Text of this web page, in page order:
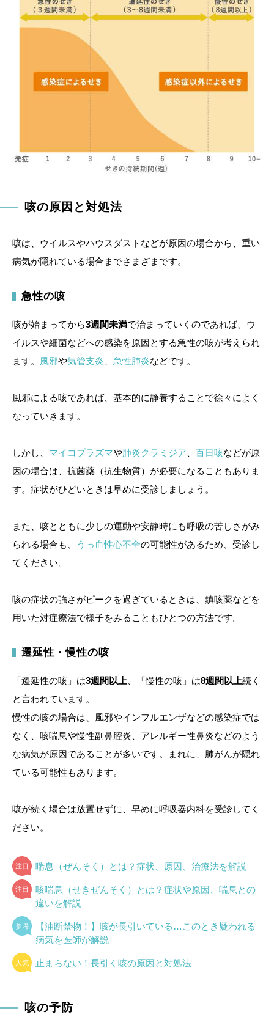
咳の原因と対処法
咳は、ウイルスやハウスダストなどが原因の場合から、重い
病気が隠れている場合までさまざまです。
急性の咳
咳が始まってから3週間未満で治まっていくのであれば、ウ
イルスや細菌などへの感染を原因とする急性の咳が考えられ
ます。
風邪や気管支炎 急性肺炎などです。
風邪による咳であれば、基本的に静養することで徐々によく
なっていきます。
しかし、 マイコプラズマや肺炎クラミジア 百日咳などが原
因の場合は、抗菌薬（抗生物質）が必要になることもありま
す。症状がひどいときは早めに受診しましょう。
また、咳とともに少しの運動や安静時にも呼吸の苦しさがみ
られる場合も、
うっ血性心不全の可能性があるため、受診し
てください。
咳の症状の強さがピークを過ぎているときは、鎮咳薬などを
用いた対症療法で様子をみることもひとつの方法です。
遷延性・慢性の咳
「遷延性の咳」は3週間以上 、「慢性の咳」は8週間以上続く
と言われています。
慢性の咳の場合は、風邪やインフルエンザなどの感染症では
なく、咳喘息や慢性副鼻腔炎、アレルギー性鼻炎などのよう
な病気が原因であることが多いです。まれに、肺がんが隠れ
ている可能性もあります。
咳が続く場合は放置せずに、早めに呼吸器内科を受診してく
ださい。
喘息（ぜんそく）とは？症状、原因、治療法を解説
咳喘息（せきぜんそく）とは？症状や原因、喘息との
違いを解説
【油断禁物！】咳が長引いている…このとき疑われる
病気を医師が解説
止まらない！長引く咳の原因と対処法
咳の予防